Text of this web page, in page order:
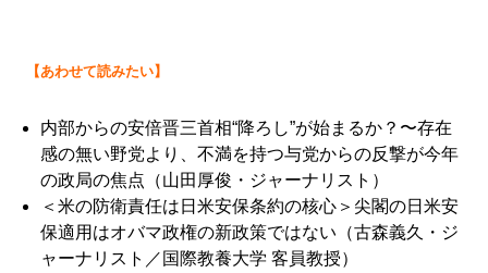
【あわせて読みたい】
内部からの安倍晋三首相“降ろし”が始まるか？〜存在
感の無い野党より、不満を持つ与党からの反撃が今年
の政局の焦点 （山田厚俊・ジャーナリスト）
＜米の防衛責任は日米安保条約の核心＞尖閣の日米安
保適用はオバマ政権の新政策ではない （古森義久・ジ
ャーナリスト／国際教養大学 客員教授）